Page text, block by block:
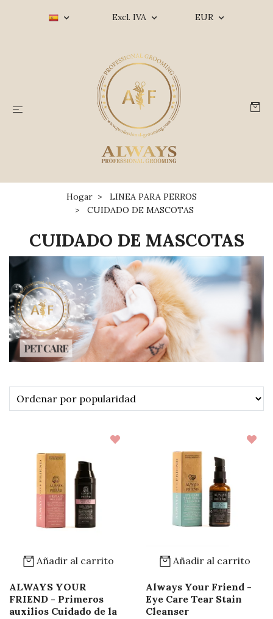
Excl. IVA EUR
Hogar
LINEA PARA PERROS
CUIDADO DE MASCOTAS
CUIDADO DE MASCOTAS
Añadir al carrito
ALWAYS YOUR
FRIEND - Primeros
auxilios Cuidado de la
Añadir al carrito
Always Your Friend -
Eye Care Tear Stain
Cleanser